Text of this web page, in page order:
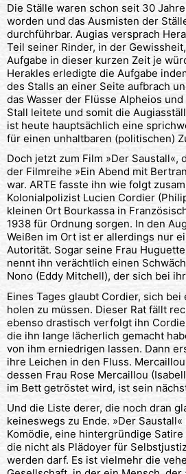
Die Ställe waren schon seit 30
worden und das Ausmisten der
durchführbar. Augias versprach
Teil seiner Rinder, in der
Aufgabe in dieser kurzen Zeit je
Herakles erledigte die Aufgabe
des Stalls an einer Seite aufbrach
das Wasser der Flüsse Alpheios
Stall leitete und somit die
ist heute hauptsächlich eine
für einen unhaltbaren (politischen)
Doch jetzt zum Film »Der Saustall«,
der Filmreihe »Ein Abend mit
war. ARTE fasste ihn wie folgt
Kolonialpolizist Lucien Cordier
kleinen Ort Bourkassa in
1938 für Ordnung sorgen. In den
Weißen im Ort ist er allerdings nur
Autorität. Sogar seine Frau
nennt ihn verächtlich einen
Nono (Eddy Mitchell), der sich bei
Eines Tages glaubt Cordier, sich
holen zu müssen. Dieser Rat fällt
ebenso drastisch verfolgt ihn
die ihn lange lächerlich gemacht
von ihm erniedrigen lassen. Dann
ihre Leichen in den Fluss.
dessen Frau Rose Mercaillou
im Bett getröstet wird, ist sein
Und die Liste derer, die noch dran
keineswegs zu Ende. »Der
Komödie, eine hintergründige
die nicht als Plädoyer für
werden darf. Es ist vielmehr die